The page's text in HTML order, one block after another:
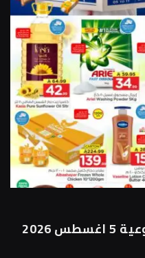
عروض نستو الرياض الاسبوعية 5 اغسطس 2026